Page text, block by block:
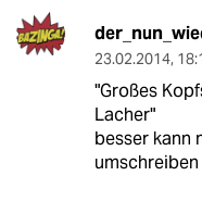
23.02.2014,
"Großes
Lacher"
besser kann
umschreiben